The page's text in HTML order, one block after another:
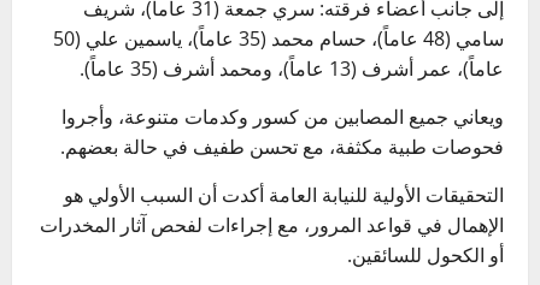
إلى جانب أعضاء فرقته: سري جمعة (31 عاماً)، شريف
سامي (48 عاماً)، حسام محمد (35 عاماً)، ياسمين علي (50
عاماً)، عمر أشرف (13 عاماً)، ومحمد أشرف (35 عاماً).
ويعاني جميع المصابين من كسور وكدمات متنوعة، وأجروا
فحوصات طبية مكثفة، مع تحسن طفيف في حالة بعضهم.
التحقيقات الأولية للنيابة العامة أكدت أن السبب الأولي هو
الإهمال في قواعد المرور، مع إجراءات لفحص آثار المخدرات
أو الكحول للسائقين.